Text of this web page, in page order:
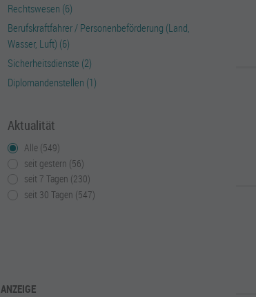
Rechtswesen (6)
Berufskraftfahrer / Personenbeförderung (Land,
Wasser, Luft) (6)
Sicherheitsdienste (2)
Diplomandenstellen (1)
Aktualität
Alle (549)
seit gestern (56)
seit 7 Tagen (230)
seit 30 Tagen (547)
ANZEIGE